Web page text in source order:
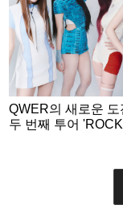
QWER의 새로운 도
두 번째 투어